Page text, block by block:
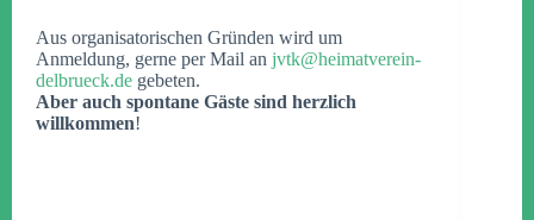
Aus organisatorischen Gründen wird um
Anmeldung, gerne per Mail an jvtk@heimatverein-
delbrueck.de gebeten.
Aber auch spontane Gäste sind herzlich
willkommen!